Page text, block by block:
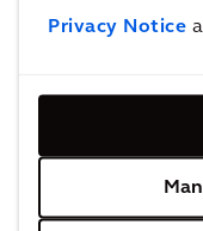
Privacy Notice
carteras,
optimizados